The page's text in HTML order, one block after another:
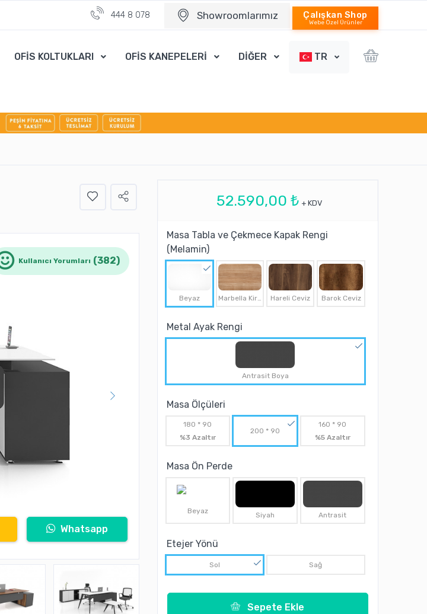
444 8 078 Showroomlarımız Çalışkan Shop
Webe Özel Ürünler
OFİS KOLTUKLARI OFİS KANEPELERİ DİĞER TR
Kullanıcı Yorumları (382)
Whatsapp
52.590,00 ₺ + KDV
Masa Tabla ve Çekmece Kapak Rengi
(Melamin)
Beyaz Marbella Kirazı Hareli Ceviz Barok Ceviz
Metal Ayak Rengi
Antrasit Boya
Masa Ölçüleri
180 * 90
%3 Azaltır
200 * 90
160 * 90
%5 Azaltır
Masa Ön Perde
Beyaz
Siyah Antrasit
Etejer Yönü
Sol Sağ
Sepete Ekle